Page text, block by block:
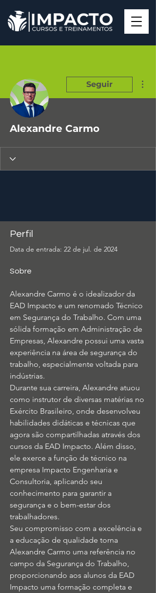
Seguir
Alexandre Carmo
Perfil
Data de entrada: 22 de jul. de 2024
Sobre
Alexandre Carmo é o idealizador da
EAD Impacto e um renomado Técnico
em Segurança do Trabalho. Com uma
sólida formação em Administração de
Empresas, Alexandre possui uma vasta
experiência na área de segurança do
trabalho, especialmente voltada para
indústrias.
Durante sua carreira, Alexandre atuou
como instrutor de diversas matérias no
Exército Brasileiro, onde desenvolveu
habilidades didáticas e técnicas que
agora são compartilhadas através dos
cursos da EAD Impacto. Além disso,
ele exerce a função de técnico na
empresa Impacto Engenharia e
Consultoria, aplicando seu
conhecimento para garantir a
segurança e o bem-estar dos
trabalhadores.
Seu compromisso com a excelência e
a educação de qualidade torna
Alexandre Carmo uma referência no
campo da Segurança do Trabalho,
proporcionando aos alunos da EAD
Impacto uma formação completa e